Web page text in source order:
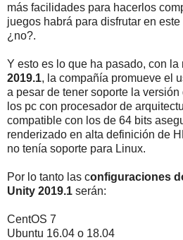
más facilidades para hacerlos
juegos habrá para disfrutar en
¿no?.
Y esto es lo que ha pasado, con la
2019.1, la compañía promueve el
a pesar de tener soporte la
los pc con procesador de
compatible con los de 64 bits
renderizado en alta definición de
no tenía soporte para Linux.
Por lo tanto las configuraciones
Unity 2019.1 serán:
CentOS 7
Ubuntu 16.04 o 18.04